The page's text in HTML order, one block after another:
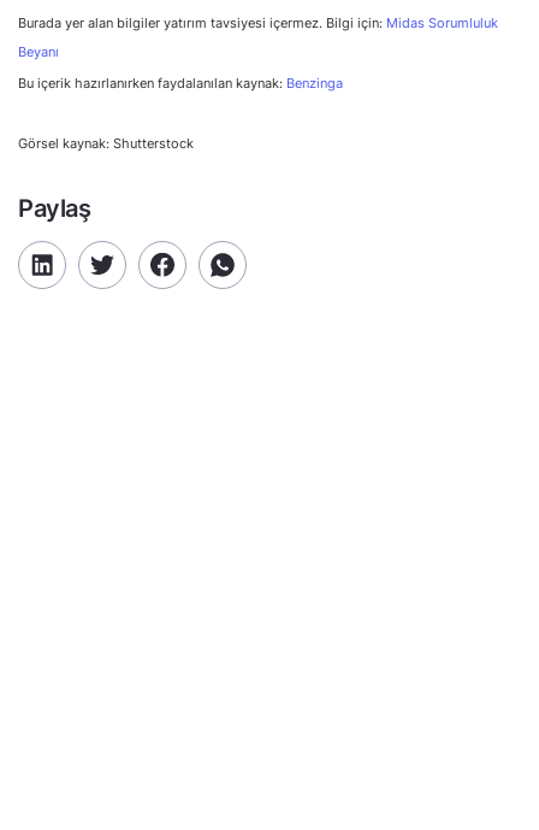
Burada yer alan bilgiler yatırım tavsiyesi içermez. Bilgi için: Midas Sorumluluk
Beyanı
Bu içerik hazırlanırken faydalanılan kaynak: Benzinga
Görsel kaynak: Shutterstock
Paylaş